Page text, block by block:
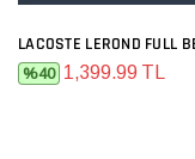
LACOSTE LEROND FULL
%40 1,399.99 TL